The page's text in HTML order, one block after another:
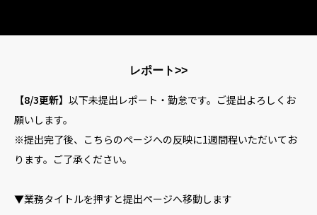
レポート>>
【8/3更新】 以下未提出レポート・勤怠です。ご提出よろしくお
願いします。
※提出完了後、こちらのページへの反映に1週間程いただいてお
ります。ご了承ください。
▼業務タイトルを押すと提出ページへ移動します
事業内容
お問い合わせ
プライバシーポリシー